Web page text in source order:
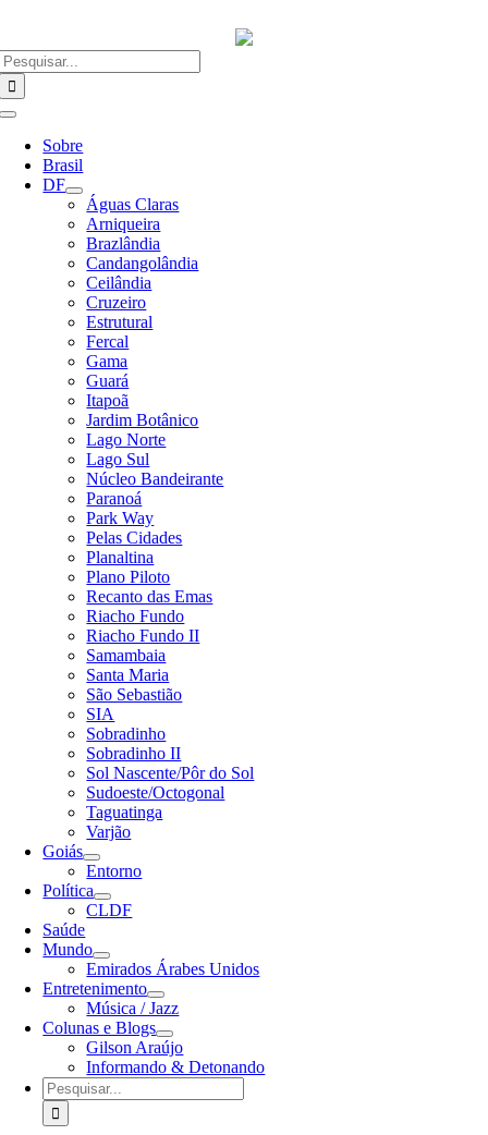
o
conteúdo
Alternar
Navegação
Sobre
Brasil
DF
Águas Claras
Arniqueira
Brazlândia
Candangolândia
Ceilândia
Cruzeiro
Estrutural
Fercal
Gama
Guará
Itapoã
Jardim Botânico
Lago Norte
Lago Sul
Núcleo Bandeirante
Paranoá
Park Way
Pelas Cidades
Planaltina
Plano Piloto
Recanto das Emas
Riacho Fundo
Riacho Fundo II
Samambaia
Santa Maria
São Sebastião
SIA
Sobradinho
Sobradinho II
Sol Nascente/Pôr do Sol
Sudoeste/Octogonal
Taguatinga
Varjão
Goiás
Entorno
Política
CLDF
Saúde
Mundo
Emirados Árabes Unidos
Entretenimento
Música / Jazz
Colunas e Blogs
Gilson Araújo
Informando & Detonando
Buscar
resultados
para: